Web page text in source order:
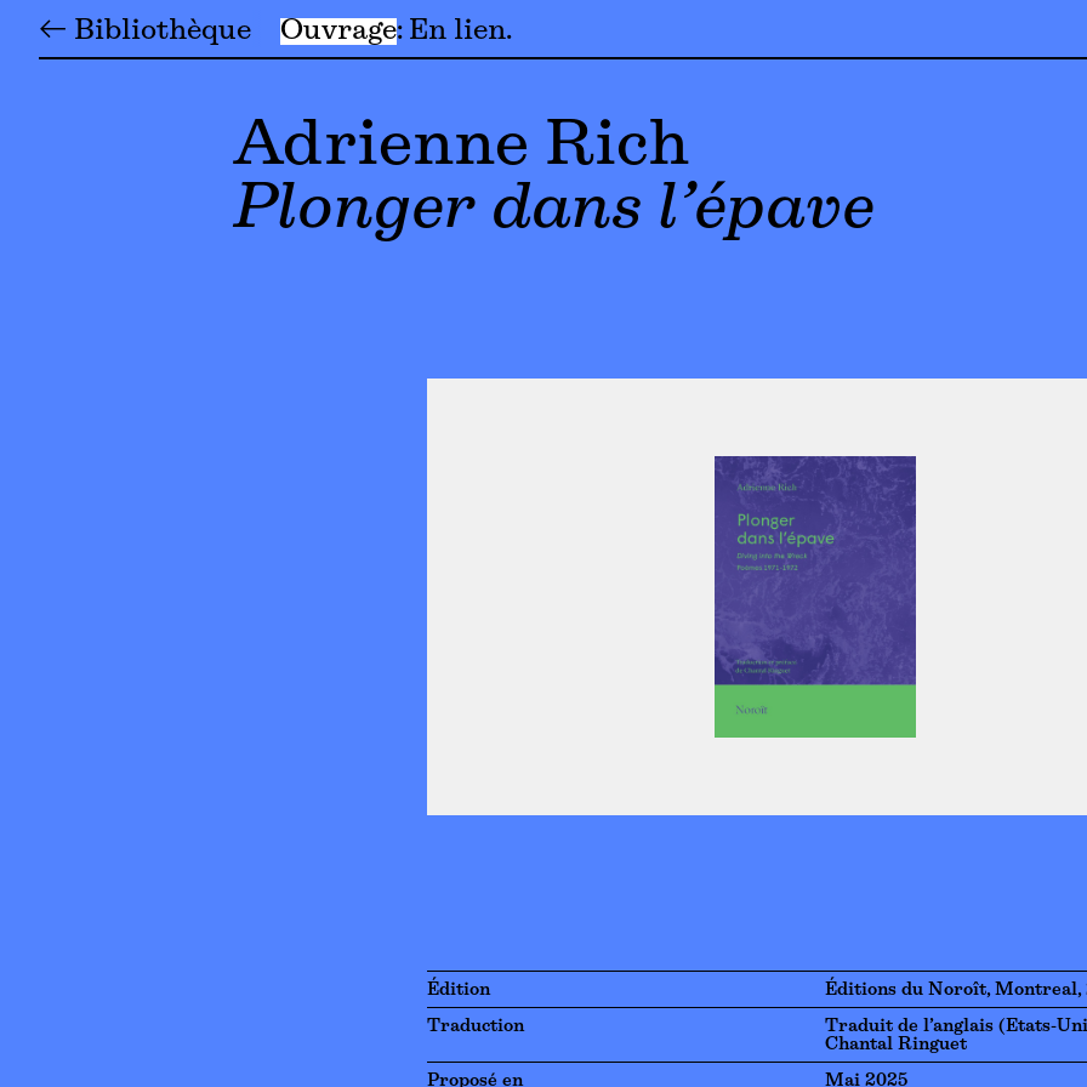
← Bibliothèque Ouvrage En lien
Adrienne Rich
Plonger dans l’épave
Édition Éditions du Noroît, Montreal,
Traduction
Traduit de l’anglais (Etats-
Chantal Ringuet
Proposé en Mai 2025